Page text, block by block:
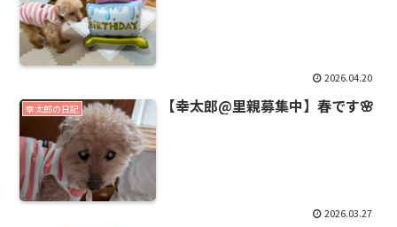
2026.04.20
幸太郎の日記 【幸太郎@里親募集中】春です🌸
2026.03.27